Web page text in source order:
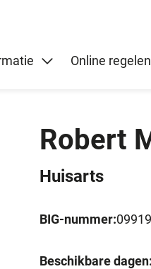
Online regelen
Robert
Huisarts
BIG-nummer:
Beschikbare dagen: